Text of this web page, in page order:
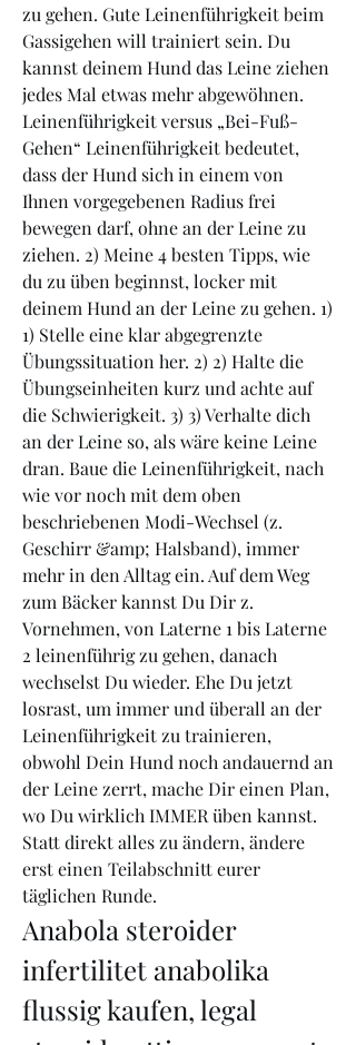
zu gehen. Gute Leinenführigkeit beim
Gassigehen will trainiert sein. Du
kannst deinem Hund das Leine ziehen
jedes Mal etwas mehr abgewöhnen.
Leinenführigkeit versus „Bei-Fuß-
Gehen“ Leinenführigkeit bedeutet,
dass der Hund sich in einem von
Ihnen vorgegebenen Radius frei
bewegen darf, ohne an der Leine zu
ziehen. 2) Meine 4 besten Tipps, wie
du zu üben beginnst, locker mit
deinem Hund an der Leine zu gehen. 1)
1) Stelle eine klar abgegrenzte
Übungssituation her. 2) 2) Halte die
Übungseinheiten kurz und achte auf
die Schwierigkeit. 3) 3) Verhalte dich
an der Leine so, als wäre keine Leine
dran. Baue die Leinenführigkeit, nach
wie vor noch mit dem oben
beschriebenen Modi-Wechsel (z.
Geschirr &amp; Halsband), immer
mehr in den Alltag ein. Auf dem Weg
zum Bäcker kannst Du Dir z.
Vornehmen, von Laterne 1 bis Laterne
2 leinenführig zu gehen, danach
wechselst Du wieder. Ehe Du jetzt
losrast, um immer und überall an der
Leinenführigkeit zu trainieren,
obwohl Dein Hund noch andauernd an
der Leine zerrt, mache Dir einen Plan,
wo Du wirklich IMMER üben kannst.
Statt direkt alles zu ändern, ändere
erst einen Teilabschnitt eurer
täglichen Runde.
Anabola steroider
infertilitet anabolika
flussig kaufen, legal